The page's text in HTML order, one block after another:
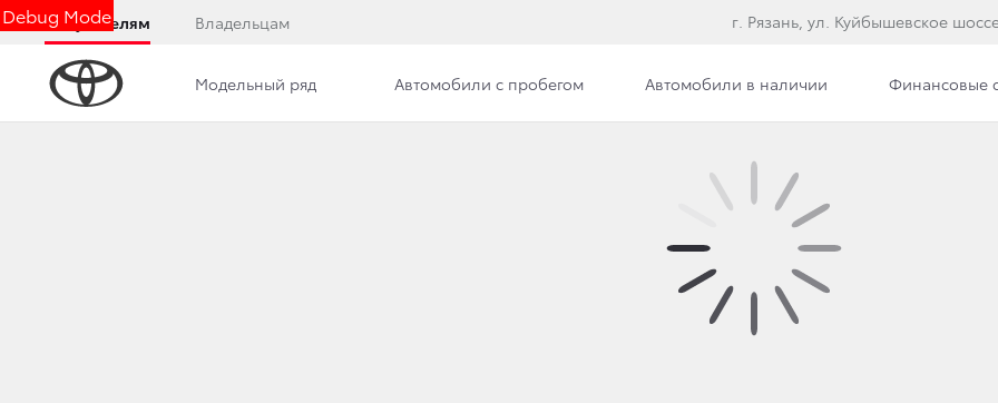
Debug Mode
Покупателям Владельцам г. Рязань, ул. Куйбышевское
Модельный ряд Автомобили с пробегом Автомобили в наличии Финансовые